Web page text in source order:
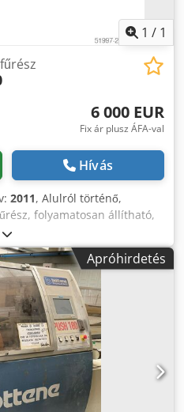
1 / 1
6 000 EUR
Fix ár plusz ÁFA-val
Hívás
2011, Alulról történő,
folyamatosan állítható,
mely a gép elején
vezérelt munkadarab-
védőként is szolgál). A
pneumatikus egységek
pedig a gép alapvázán,
lapos, speciális körfűrész-
érdekében. A vágás
történik, biztonsági pajzzsal.
el, ferde
és a hulladék szabadon
CE-megfelelőség
Apróhirdetés